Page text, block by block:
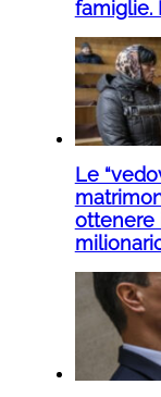
famiglie.
Le
ottenere